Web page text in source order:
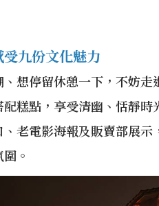
九份文化魅力
想停留休憩一下，不妨
糕點，享受清幽、恬靜
老電影海報及販賣部展
。